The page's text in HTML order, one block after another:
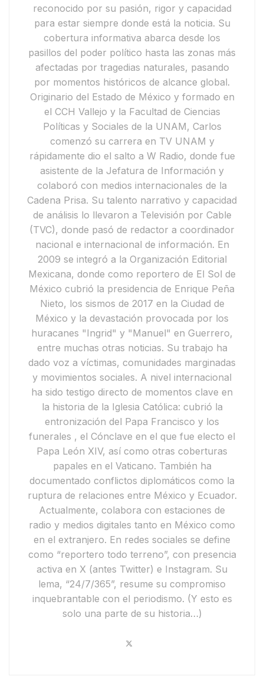
reconocido por su pasión, rigor y capacidad
para estar siempre donde está la noticia. Su
cobertura informativa abarca desde los
pasillos del poder político hasta las zonas más
afectadas por tragedias naturales, pasando
por momentos históricos de alcance global.
Originario del Estado de México y formado en
el CCH Vallejo y la Facultad de Ciencias
Políticas y Sociales de la UNAM, Carlos
comenzó su carrera en TV UNAM y
rápidamente dio el salto a W Radio, donde fue
asistente de la Jefatura de Información y
colaboró con medios internacionales de la
Cadena Prisa. Su talento narrativo y capacidad
de análisis lo llevaron a Televisión por Cable
(TVC), donde pasó de redactor a coordinador
nacional e internacional de información. En
2009 se integró a la Organización Editorial
Mexicana, donde como reportero de El Sol de
México cubrió la presidencia de Enrique Peña
Nieto, los sismos de 2017 en la Ciudad de
México y la devastación provocada por los
huracanes "Ingrid" y "Manuel" en Guerrero,
entre muchas otras noticias. Su trabajo ha
dado voz a víctimas, comunidades marginadas
y movimientos sociales. A nivel internacional
ha sido testigo directo de momentos clave en
la historia de la Iglesia Católica: cubrió la
entronización del Papa Francisco y los
funerales , el Cónclave en el que fue electo el
Papa León XIV, así como otras coberturas
papales en el Vaticano. También ha
documentado conflictos diplomáticos como la
ruptura de relaciones entre México y Ecuador.
Actualmente, colabora con estaciones de
radio y medios digitales tanto en México como
en el extranjero. En redes sociales se define
como “reportero todo terreno”, con presencia
activa en X (antes Twitter) e Instagram. Su
lema, “24/7/365”, resume su compromiso
inquebrantable con el periodismo. (Y esto es
solo una parte de su historia…)